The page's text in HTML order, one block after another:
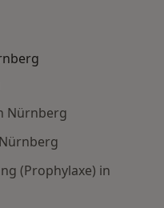
Nürnberg
(Prophylaxe) in